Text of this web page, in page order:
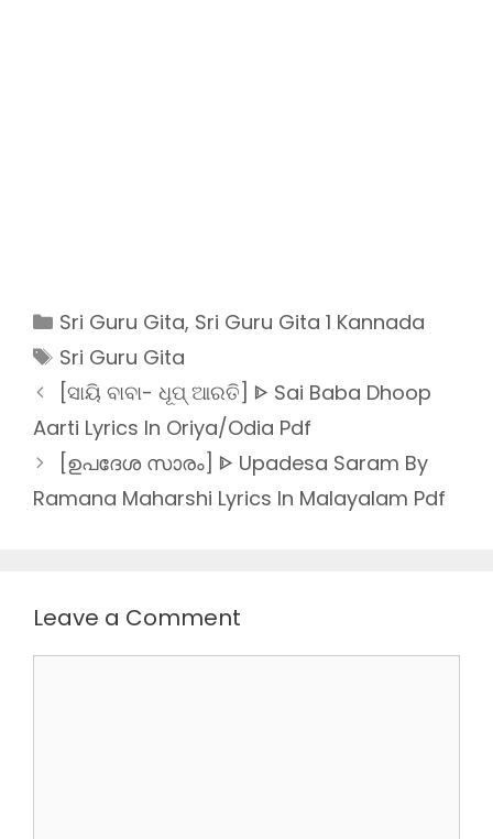
Categories
Sri Guru Gita, Sri Guru Gita 1 Kannada
Tags
Sri Guru Gita
[ସାୟି ବାବା- ଧୂପ୍ ଆରତି] ᐈ Sai Baba Dhoop
Aarti Lyrics In Oriya/Odia Pdf
[ഉപദേശ സാരം] ᐈ Upadesa Saram By
Ramana Maharshi Lyrics In Malayalam Pdf
Leave a Comment